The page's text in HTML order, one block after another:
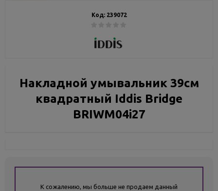
Код: 239072
Накладной умывальник 39см
квадратный Iddis Bridge
BRIWM04i27
К сожалению, мы больше не продаем данный